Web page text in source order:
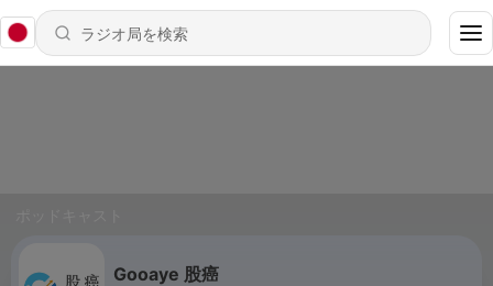
Gooaye 股癌